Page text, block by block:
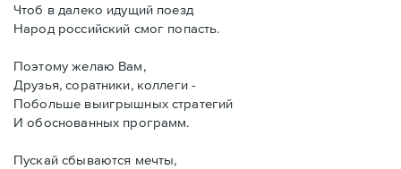
Чтоб в далеко идущий поезд
Народ российский смог попасть.
Поэтому желаю Вам,
Друзья, соратники, коллеги -
Побольше выигрышных стратегий
И обоснованных программ.
Пускай сбываются мечты,